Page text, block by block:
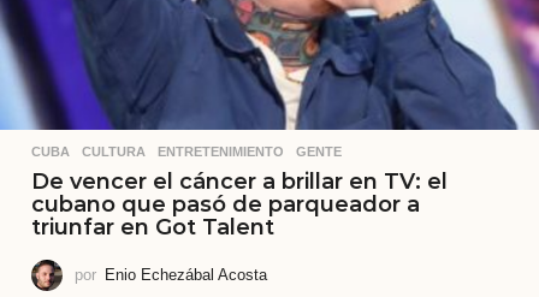
CUBA ,CULTURA ,ENTRETENIMIENTO ,GENTE
De vencer el cáncer a brillar en TV: el
cubano que pasó de parqueador a
triunfar en Got Talent
por Enio Echezábal Acosta